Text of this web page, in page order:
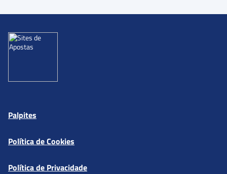
Palpites
Política de Cookies
Política de Privacidade